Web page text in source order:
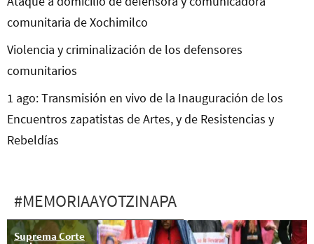
comunitaria de Xochimilco
Violencia y criminalización de los defensores
comunitarios
1 ago: Transmisión en vivo de la Inauguración de los
Encuentros zapatistas de Artes, y de Resistencias y
Rebeldías
#MEMORIAAYOTZINAPA
Suprema Corte
7 de